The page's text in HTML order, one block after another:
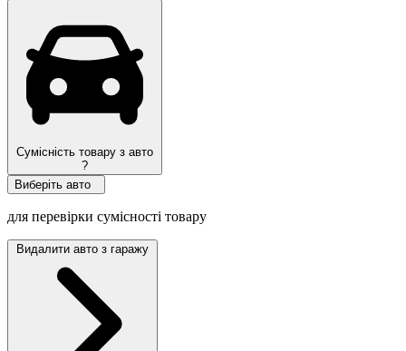
Сумісність товару з авто
?
Виберіть авто
для перевірки сумісності товару
Видалити авто з гаражу